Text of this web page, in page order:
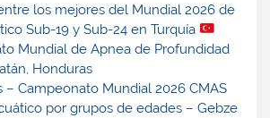
los mejores del Mundial 2026 de
Sub-19 y Sub-24 en Turquía
Mundial de Apnea de Profundidad
Honduras
– Campeonato Mundial 2026 CMAS
por grupos de edades – Gebze